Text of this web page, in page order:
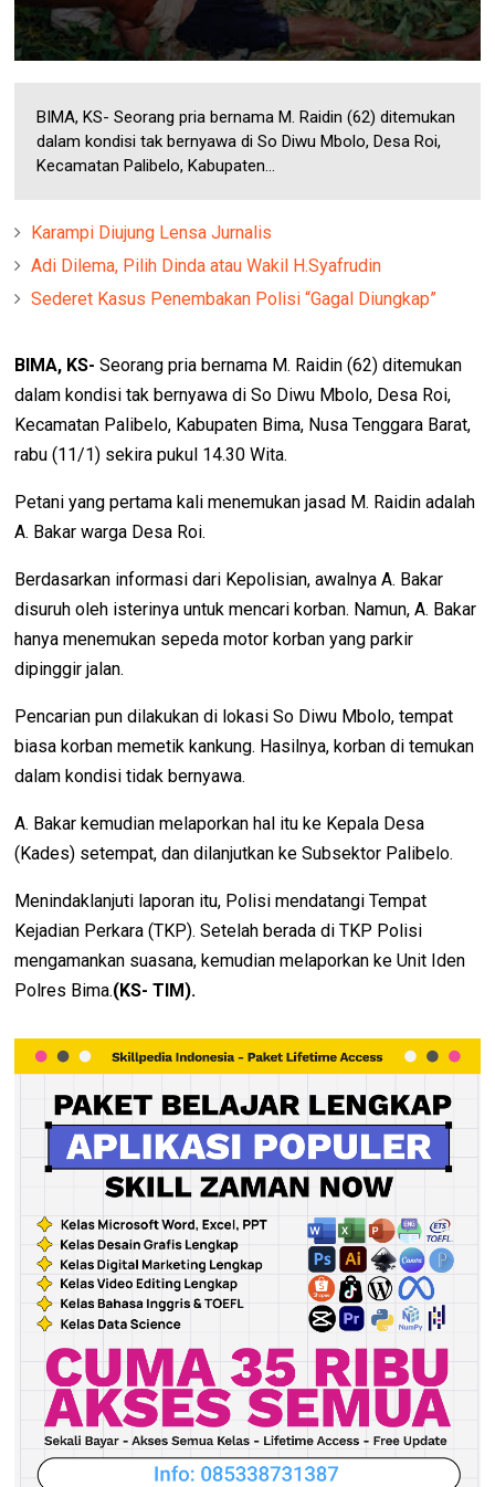
BIMA, KS- Seorang pria bernama M. Raidin (62) ditemukan
dalam kondisi tak bernyawa di So Diwu Mbolo, Desa Roi,
Kecamatan Palibelo, Kabupaten...
Karampi Diujung Lensa Jurnalis
Adi Dilema, Pilih Dinda atau Wakil H.Syafrudin
Sederet Kasus Penembakan Polisi “Gagal Diungkap”
BIMA, KS-Seorang pria bernama M. Raidin (62) ditemukan
dalam kondisi tak bernyawa di So Diwu Mbolo, Desa Roi,
Kecamatan Palibelo, Kabupaten Bima, Nusa Tenggara Barat,
rabu (11/1) sekira pukul 14.30 Wita.
Petani yang pertama kali menemukan jasad M. Raidin adalah
A. Bakar warga Desa Roi.
Berdasarkan informasi dari Kepolisian, awalnya A. Bakar
disuruh oleh isterinya untuk mencari korban. Namun, A. Bakar
hanya menemukan sepeda motor korban yang parkir
dipinggir jalan.
Pencarian pun dilakukan di lokasi So Diwu Mbolo, tempat
biasa korban memetik kankung. Hasilnya, korban di temukan
dalam kondisi tidak bernyawa.
A. Bakar kemudian melaporkan hal itu ke Kepala Desa
(Kades) setempat, dan dilanjutkan ke Subsektor Palibelo.
Menindaklanjuti laporan itu, Polisi mendatangi Tempat
Kejadian Perkara (TKP). Setelah berada di TKP Polisi
mengamankan suasana, kemudian melaporkan ke Unit Iden
Polres Bima.(KS- TIM).